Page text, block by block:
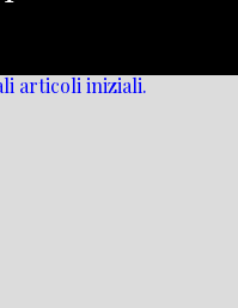
alfabeticamente
articoli iniziali.